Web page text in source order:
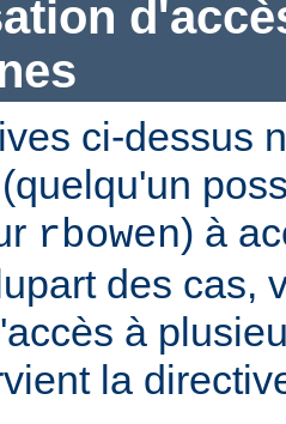
ci-dessus
rbowen) à
des cas,
à
la